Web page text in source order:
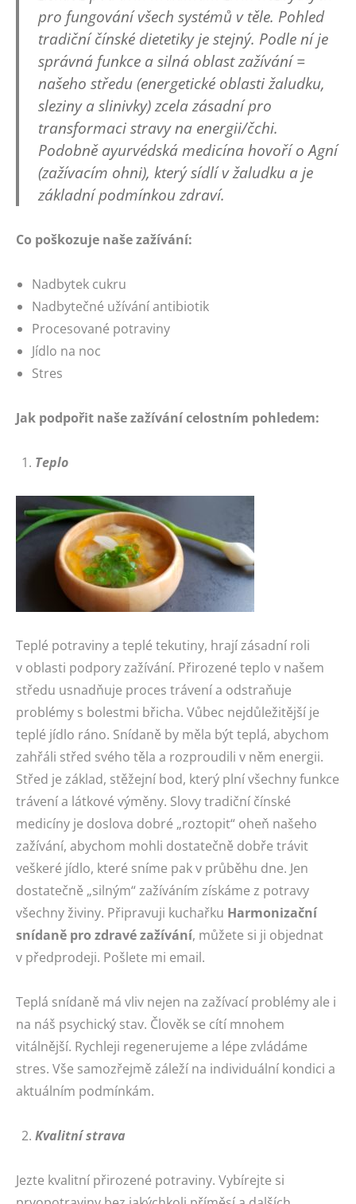
pro fungování všech systémů v těle. Pohled
tradiční čínské dietetiky je stejný. Podle ní je
správná funkce a silná oblast zažívání =
našeho středu (energetické oblasti žaludku,
sleziny a slinivky) zcela zásadní pro
transformaci stravy na energii/čchi.
Podobně ayurvédská medicína hovoří o Agní
(zažívacím ohni), který sídlí v žaludku a je
základní podmínkou zdraví.
Co poškozuje naše zažívání:
Nadbytek cukru
Nadbytečné užívání antibiotik
Procesované potraviny
Jídlo na noc
Stres
Jak podpořit naše zažívání celostním pohledem:
Teplo
Teplé potraviny a teplé tekutiny, hrají zásadní roli
v oblasti podpory zažívání. Přirozené teplo v našem
středu usnadňuje proces trávení a odstraňuje
problémy s bolestmi břicha. Vůbec nejdůležitější je
teplé jídlo ráno. Snídaně by měla být teplá, abychom
zahřáli střed svého těla a rozproudili v něm energii.
Střed je základ, stěžejní bod, který plní všechny funkce
trávení a látkové výměny. Slovy tradiční čínské
medicíny je doslova dobré „roztopit“ oheň našeho
zažívání, abychom mohli dostatečně dobře trávit
veškeré jídlo, které sníme pak v průběhu dne. Jen
dostatečně „silným“ zažíváním získáme z potravy
všechny živiny. Připravuji kuchařku Harmonizační
snídaně pro zdravé zažívání, můžete si ji objednat
v předprodeji. Pošlete mi email.
Teplá snídaně má vliv nejen na zažívací problémy ale i
na náš psychický stav. Člověk se cítí mnohem
vitálnější. Rychleji regenerujeme a lépe zvládáme
stres. Vše samozřejmě záleží na individuální kondici a
aktuálním podmínkám.
Kvalitní strava
Jezte kvalitní přirozené potraviny. Vybírejte si